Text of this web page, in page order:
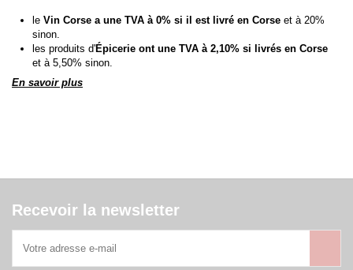
le Vin Corse a une TVA à 0% si il est livré en Corse et à 20%
sinon.
les produits d'Épicerie ont une TVA à 2,10% si livrés en Corse
et à 5,50% sinon.
En savoir plus
Recevoir la newsletter